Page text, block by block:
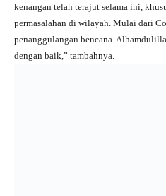
kenangan telah terajut selama ini,
permasalahan di wilayah. Mulai dari
penanggulangan bencana.
dengan baik,” tambahnya.